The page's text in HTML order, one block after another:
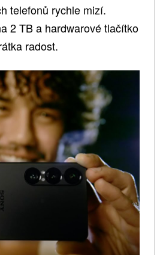
telefonů rychle mizí.
2 TB a hardwarové tlačítko
radost.